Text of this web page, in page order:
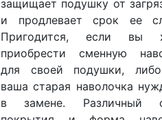
защищает подушку от
и продлевает срок ее
Пригодится, если вы
приобрести сменную
для своей подушки,
ваша старая наволочка
в замене. Различный